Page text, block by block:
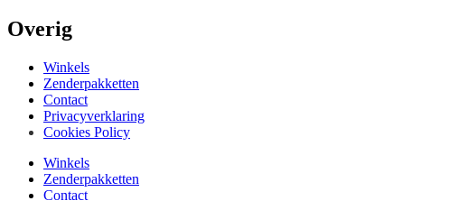
Overig
Winkels
Zenderpakketten
Contact
Privacyverklaring
Cookies Policy
Winkels
Zenderpakketten
Contact